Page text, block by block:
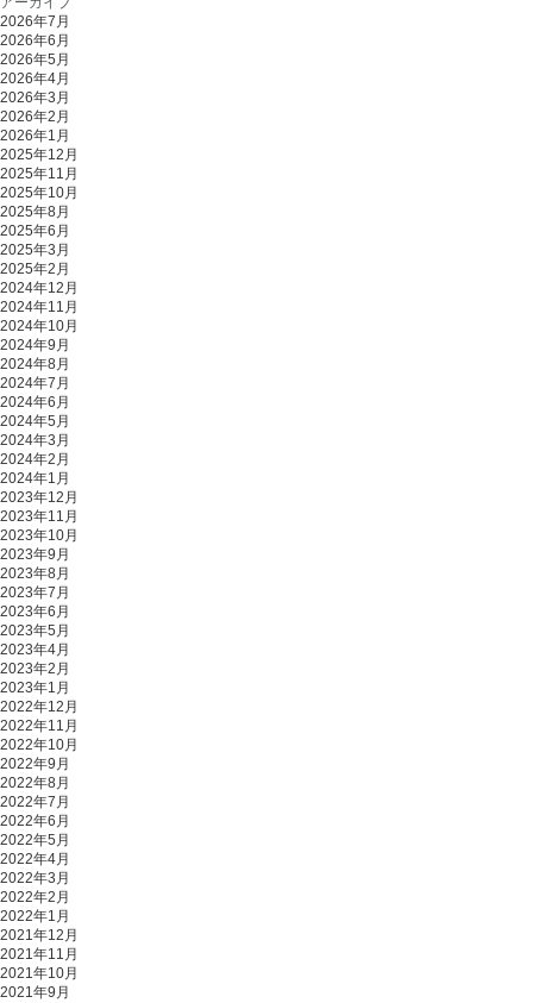
2026年7月
2026年6月
2026年5月
2026年4月
2026年3月
2026年2月
2026年1月
2025年12月
2025年11月
2025年10月
2025年8月
2025年6月
2025年3月
2025年2月
2024年12月
2024年11月
2024年10月
2024年9月
2024年8月
2024年7月
2024年6月
2024年5月
2024年3月
2024年2月
2024年1月
2023年12月
2023年11月
2023年10月
2023年9月
2023年8月
2023年7月
2023年6月
2023年5月
2023年4月
2023年2月
2023年1月
2022年12月
2022年11月
2022年10月
2022年9月
2022年8月
2022年7月
2022年6月
2022年5月
2022年4月
2022年3月
2022年2月
2022年1月
2021年12月
2021年11月
2021年10月
2021年9月